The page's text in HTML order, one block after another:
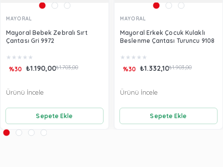
MAYORAL
Mayoral Bebek Zebralı Sırt
Çantası Gri 9972
★ ★ ★ ★ ★
₺1.190,00₺1.703,00
%30
Sepete Ekle
Ürünü İncele
MAYORAL
Mayoral Erkek Çocuk Kulaklı
Beslenme Çantası Turuncu 9108
★ ★ ★ ★ ★
₺1.332,10₺1.903,00
%30
Sepete Ekle
Ürünü İncele